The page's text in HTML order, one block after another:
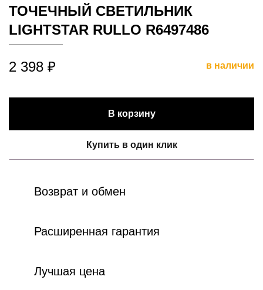
ТОЧЕЧНЫЙ СВЕТИЛЬНИК
LIGHTSTAR RULLO R6497486
2 398 ₽ в наличии
В корзину
Купить в один клик
Возврат и обмен
Расширенная гарантия
Лучшая цена